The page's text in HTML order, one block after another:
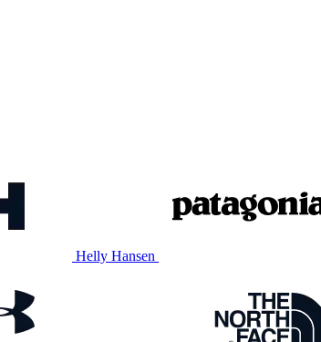
Helly Hansen